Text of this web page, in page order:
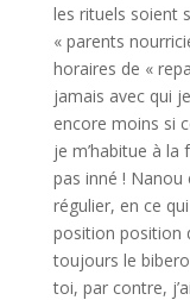
les rituels soient
« parents
horaires de «
jamais avec qui
encore moins si
je m’habitue à la
pas inné !
régulier, en ce
position position
toujours le
toi, par contre,